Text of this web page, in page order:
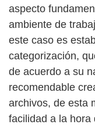
aspecto
ambiente de
este caso es
categorización,
de acuerdo a su
recomendable
archivos, de esta
facilidad a la hora